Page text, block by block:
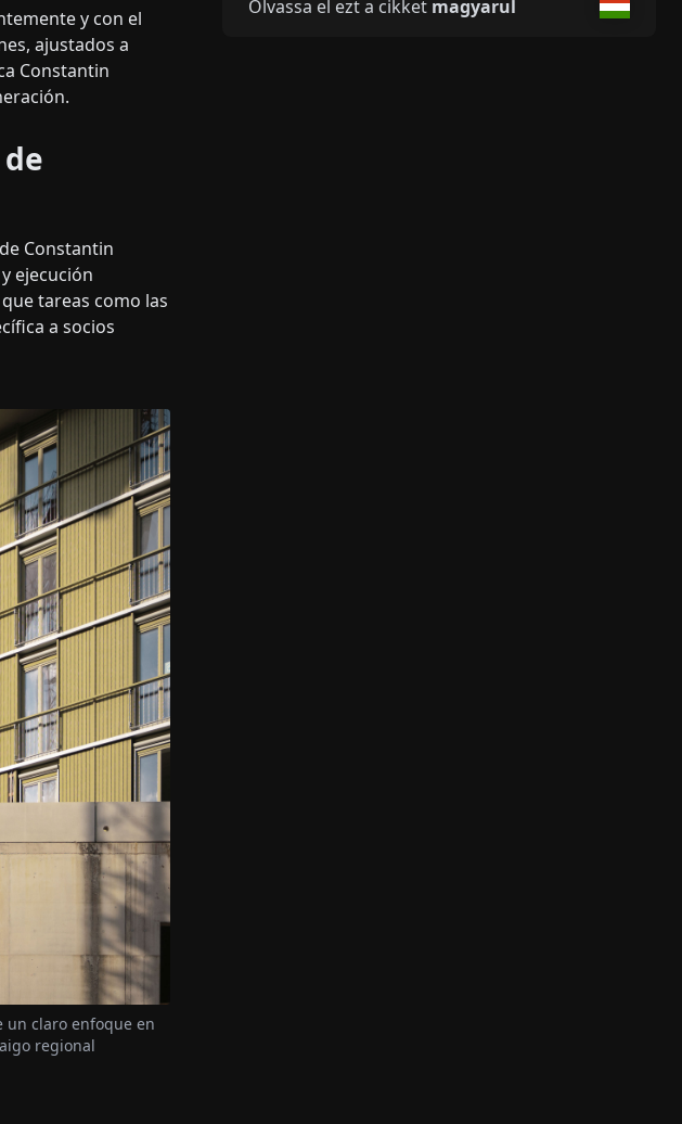
y con el
ajustados a
Constantin
Constantin
ejecución
tareas como las
a socios
un claro enfoque en
regional
Olvassa el ezt a cikket magyarul